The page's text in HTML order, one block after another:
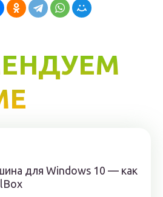
для Windows 10 — как